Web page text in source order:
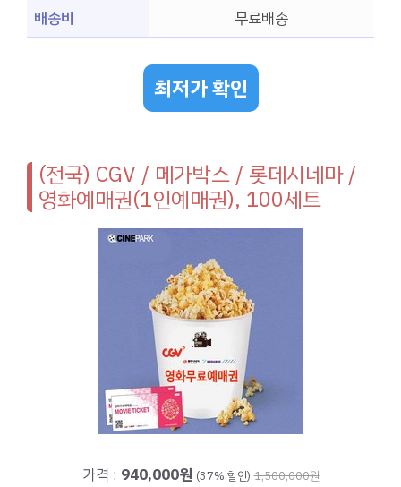
배송비 무료배송
최저가 확인
(전국) CGV / 메가박스 / 롯데시네마 /
영화예매권(1인예매권), 100세트
가격 : 940,000원 (37% 할인) 1,500,000원